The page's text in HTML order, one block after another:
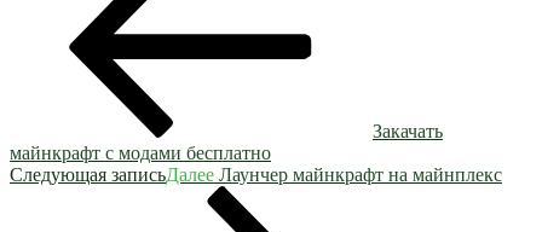
Закачать
майнкрафт с модами бесплатно
Следующая записьДалее Лаунчер майнкрафт на майнплекс